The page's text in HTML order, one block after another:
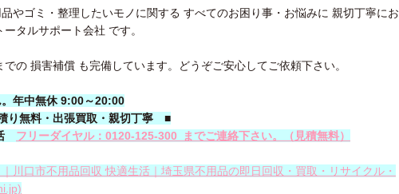
ゴミ・整理したいモノに関する すべてのお困り事・お悩みに 親切丁寧にお
タルサポート会社 です。
の 損害補償 も完備しています。どうぞご安心してご依頼下さい。
年中無休 9:00～20:00
り無料・出張買取・親切丁寧 ■
フリーダイヤル：0120-125‐300 までご連絡下さい。 （見積無料）
｜川口市不用品回収 快適生活｜埼玉県不用品の即日回収・買取・リサイクル・